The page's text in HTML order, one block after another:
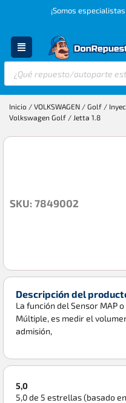
¡Somos
Inicio / VOLKSWAGEN / Golf /
Volkswagen Golf / Jetta 1.8
SKU: 7849002
Descripción del
La función del Sensor MAP
Múltiple, es medir el
admisión,
5,0
5,0 de 5 estrellas (basado